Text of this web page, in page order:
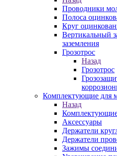
Проводники
Полоса
Круг
Вертикальный
заземления
Грозотрос
Назад
Грозотрос
Комплектующие для
Назад
Аксессуары
Держатели
Держатели
Зажимы